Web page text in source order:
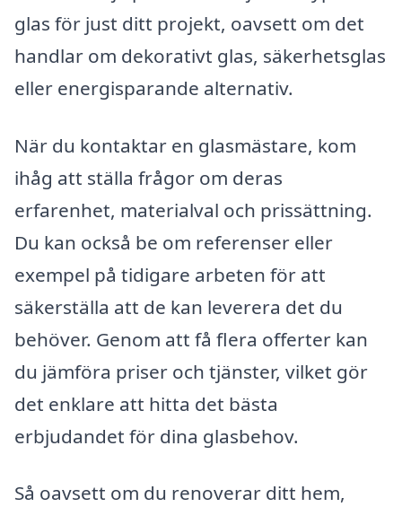
glas för just ditt projekt, oavsett om det
handlar om dekorativt glas, säkerhetsglas
eller energisparande alternativ.
När du kontaktar en glasmästare, kom
ihåg att ställa frågor om deras
erfarenhet, materialval och prissättning.
Du kan också be om referenser eller
exempel på tidigare arbeten för att
säkerställa att de kan leverera det du
behöver. Genom att få flera offerter kan
du jämföra priser och tjänster, vilket gör
det enklare att hitta det bästa
erbjudandet för dina glasbehov.
Så oavsett om du renoverar ditt hem,